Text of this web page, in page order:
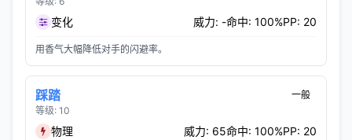
变化 威力: -命中: 100%PP: 20
用香气大幅降低对手的闪避率。
踩踏
等级: 10
一般
物理 威力: 65命中: 100%PP: 20